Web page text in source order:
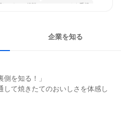
しいものに挑戦 チームワークを重視
企業を知る
を知る！」
して焼きたてのおいしさを体感し